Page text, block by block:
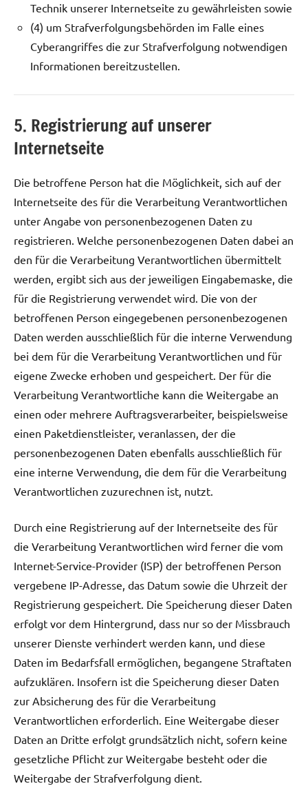
Technik unserer Internetseite zu gewährleisten sowie
(4) um Strafverfolgungsbehörden im Falle eines
Cyberangriffes die zur Strafverfolgung notwendigen
Informationen bereitzustellen.
5. Registrierung auf unserer
Internetseite
Die betroffene Person hat die Möglichkeit, sich auf der
Internetseite des für die Verarbeitung Verantwortlichen
unter Angabe von personenbezogenen Daten zu
registrieren. Welche personenbezogenen Daten dabei an
den für die Verarbeitung Verantwortlichen übermittelt
werden, ergibt sich aus der jeweiligen Eingabemaske, die
für die Registrierung verwendet wird. Die von der
betroffenen Person eingegebenen personenbezogenen
Daten werden ausschließlich für die interne Verwendung
bei dem für die Verarbeitung Verantwortlichen und für
eigene Zwecke erhoben und gespeichert. Der für die
Verarbeitung Verantwortliche kann die Weitergabe an
einen oder mehrere Auftragsverarbeiter, beispielsweise
einen Paketdienstleister, veranlassen, der die
personenbezogenen Daten ebenfalls ausschließlich für
eine interne Verwendung, die dem für die Verarbeitung
Verantwortlichen zuzurechnen ist, nutzt.
Durch eine Registrierung auf der Internetseite des für
die Verarbeitung Verantwortlichen wird ferner die vom
Internet-Service-Provider (ISP) der betroffenen Person
vergebene IP-Adresse, das Datum sowie die Uhrzeit der
Registrierung gespeichert. Die Speicherung dieser Daten
erfolgt vor dem Hintergrund, dass nur so der Missbrauch
unserer Dienste verhindert werden kann, und diese
Daten im Bedarfsfall ermöglichen, begangene Straftaten
aufzuklären. Insofern ist die Speicherung dieser Daten
zur Absicherung des für die Verarbeitung
Verantwortlichen erforderlich. Eine Weitergabe dieser
Daten an Dritte erfolgt grundsätzlich nicht, sofern keine
gesetzliche Pflicht zur Weitergabe besteht oder die
Weitergabe der Strafverfolgung dient.